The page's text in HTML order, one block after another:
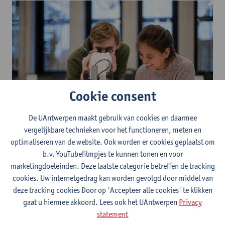
Ongeveer een derde van de lessen zijnpractica.
Een groot deel daarvan zijnlabo-oefeningen . Het zijn je
eerste
stappen in onderzoek
naar bijvoorbeeld microbiële infecties,
genetische afwijkingen en de invloed van milieufactoren op de
mens. Een team van wetenschappers, artsen, dierenartsen en
apothekers begeleidt je daarbij.
Cookie consent
De UAntwerpen maakt gebruik van cookies en daarmee
vergelijkbare technieken voor het functioneren, meten en
optimaliseren van de website. Ook worden er cookies geplaatst om
b.v. YouTubefilmpjes te kunnen tonen en voor
marketingdoeleinden. Deze laatste categorie betreffen de tracking
cookies. Uw internetgedrag kan worden gevolgd door middel van
deze tracking cookies Door op 'Accepteer alle cookies' te klikken
gaat u hiermee akkoord. Lees ook het UAntwerpen Privacy
statement